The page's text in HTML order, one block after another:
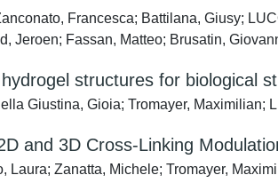
Francesca; Battilana, Giusy;
Jeroen; Fassan, Matteo; Brusatin,
structures for biological
Giustina, Gioia; Tromayer, Maximilian;
and 3D Cross-Linking
Zanatta, Michele; Tromayer,